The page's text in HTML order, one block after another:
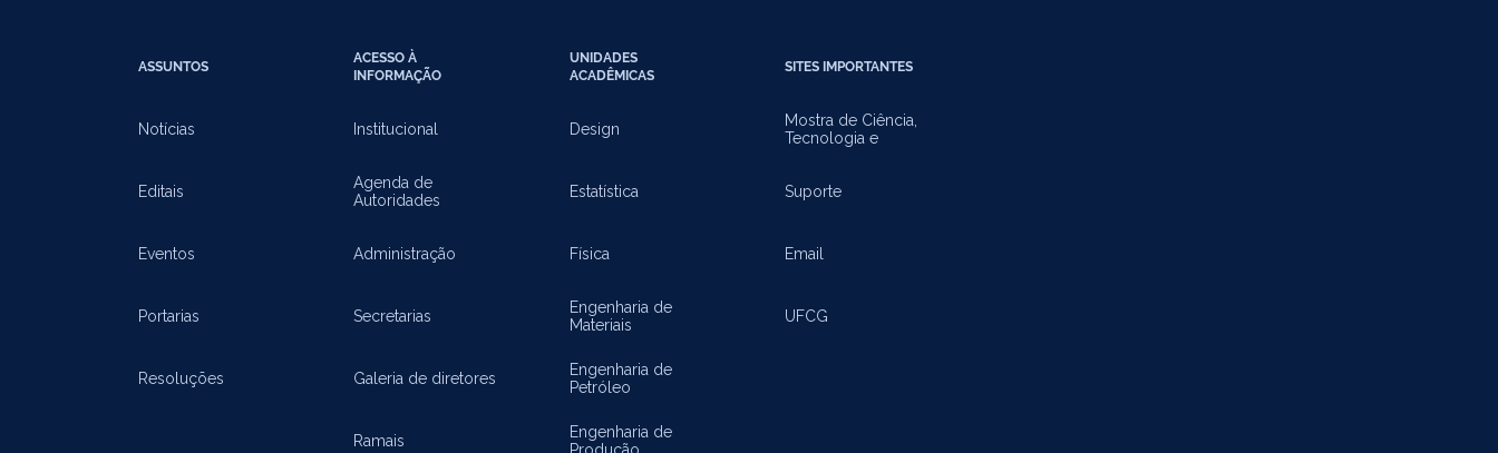
ASSUNTOS
Notícias
Editais
Eventos
Portarias
Resoluções
ACESSO À
INFORMAÇÃO
Institucional
Agenda de
Autoridades
Administração
Secretarias
Galeria de diretores
Ramais
UNIDADES
ACADÊMICAS
Design
Estatística
Física
Engenharia de
Materiais
Engenharia de
Petróleo
Engenharia de
Produção
SITES IMPORTANTES
Mostra de Ciência,
Tecnologia e
Suporte
Email
UFCG